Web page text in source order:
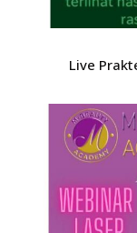
Live